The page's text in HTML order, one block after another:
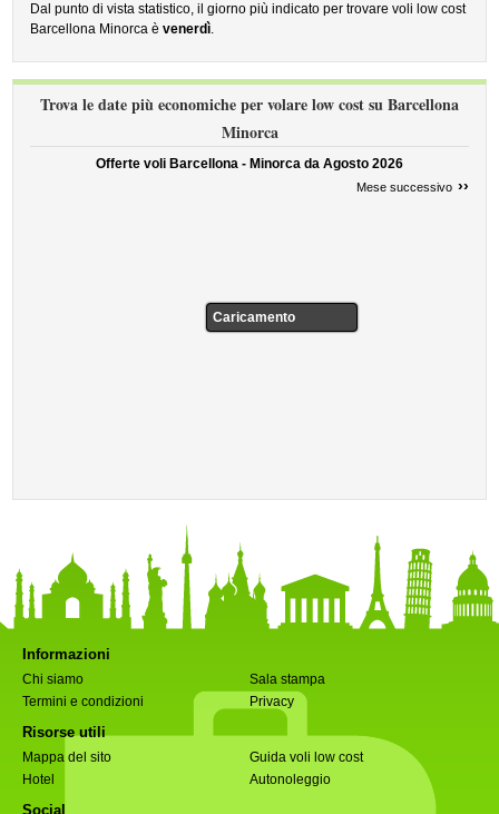
Dal punto di vista statistico, il giorno più indicato per trovare voli low cost
Barcellona Minorca èvenerdì.
Trova le date più economiche per volare low cost su Barcellona
Minorca
Offerte voli Barcellona - Minorca da Agosto 2026
Mese successivo ››
Caricamento
Informazioni
Chi siamo
Sala stampa
Termini e condizioni
Privacy
Risorse utili
Mappa del sito
Guida voli low cost
Hotel
Autonoleggio
Social